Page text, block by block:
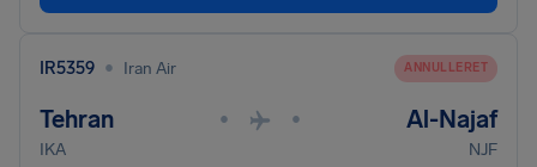
IR5359 • Iran Air ANNULLERET
Tehran • • Al-Najaf
IKA NJF